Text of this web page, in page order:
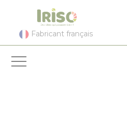
Fabricant français
Panneau de gestion des cookies